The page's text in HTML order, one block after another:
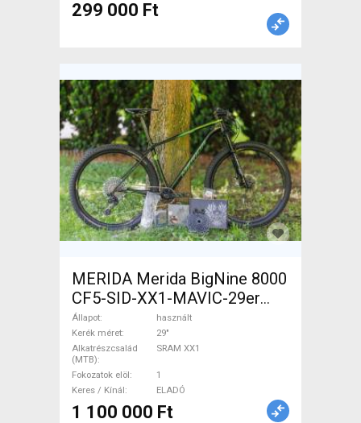
299 000 Ft
MERIDA Merida BigNine 8000
CF5-SID-XX1-MAVIC-29er
Mountain Bike 29" merev
SRAM XX1 használt ELADÓ
Állapot
használt
Kerék méret
29"
Alkatrészcsalád
(MTB)
SRAM XX1
Fokozatok elöl
1
Keres / Kínál
ELADÓ
1 100 000 Ft